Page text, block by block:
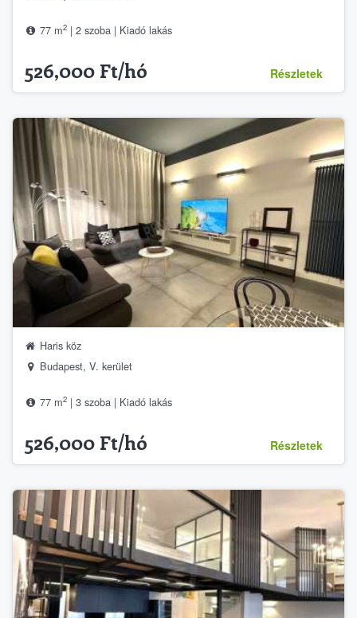
77 m2 | 2 szoba | Kiadó lakás
526,000 Ft/hó Részletek
Haris köz
Budapest, V. kerület
77 m2 | 3 szoba | Kiadó lakás
526,000 Ft/hó Részletek